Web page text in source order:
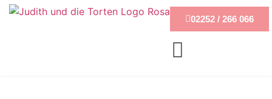
02252 / 266 066